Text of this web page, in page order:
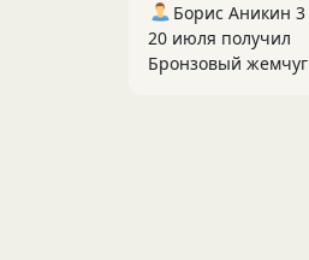
Борис Аникин 3
20 июля получил
Бронзовый жемчуг